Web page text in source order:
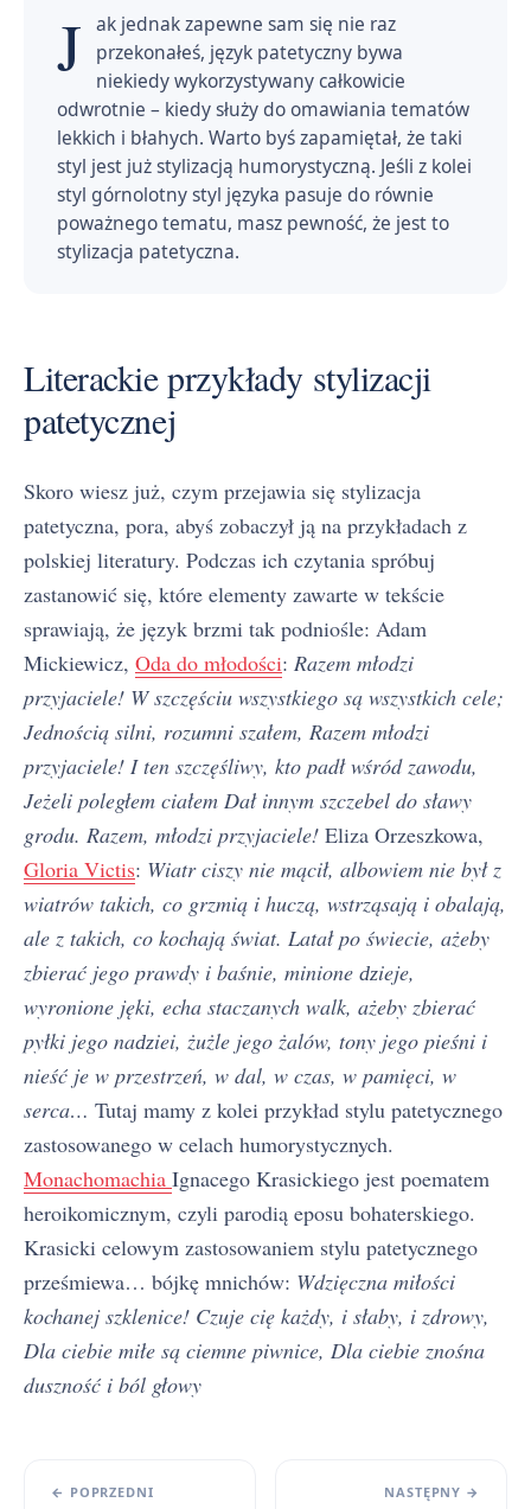
J ak jednak zapewne sam się nie raz
przekonałeś, język patetyczny bywa
niekiedy wykorzystywany całkowicie
odwrotnie – kiedy służy do omawiania tematów
lekkich i błahych. Warto byś zapamiętał, że taki
styl jest już stylizacją humorystyczną. Jeśli z kolei
styl górnolotny styl języka pasuje do równie
poważnego tematu, masz pewność, że jest to
stylizacja patetyczna.
Literackie przykłady stylizacji
patetycznej
Skoro wiesz już, czym przejawia się stylizacja
patetyczna, pora, abyś zobaczył ją na przykładach z
polskiej literatury. Podczas ich czytania spróbuj
zastanowić się, które elementy zawarte w tekście
sprawiają, że język brzmi tak podniośle: Adam
Mickiewicz, Oda do młodości: Razem młodzi
przyjaciele! W szczęściu wszystkiego są wszystkich cele;
Jednością silni, rozumni szałem, Razem młodzi
przyjaciele! I ten szczęśliwy, kto padł wśród zawodu,
Jeżeli poległem ciałem Dał innym szczebel do sławy
grodu. Razem, młodzi przyjaciele! Eliza Orzeszkowa,
Gloria Victis: Wiatr ciszy nie mącił, albowiem nie był z
wiatrów takich, co grzmią i huczą, wstrząsają i obalają,
ale z takich, co kochają świat. Latał po świecie, ażeby
zbierać jego prawdy i baśnie, minione ǳieje,
wyronione jęki, echa staczanych walk, ażeby zbierać
pyłki jego naǳiei, żużle jego żalów, tony jego pieśni i
nieść je w przestrzeń, w dal, w czas, w pamięci, w
serca… Tutaj mamy z kolei przykład stylu patetycznego
zastosowanego w celach humorystycznych.
Monachomachia Ignacego Krasickiego jest poematem
heroikomicznym, czyli parodią eposu bohaterskiego.
Krasicki celowym zastosowaniem stylu patetycznego
prześmiewa… bójkę mnichów: Wdzięczna miłości
kochanej szklenice! Czuje cię każdy, i słaby, i zdrowy,
Dla ciebie miłe są ciemne piwnice, Dla ciebie znośna
duszność i ból głowy
← POPRZEDNI NASTĘPNY →